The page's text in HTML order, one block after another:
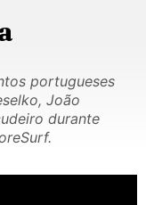
portugueses
João
durante